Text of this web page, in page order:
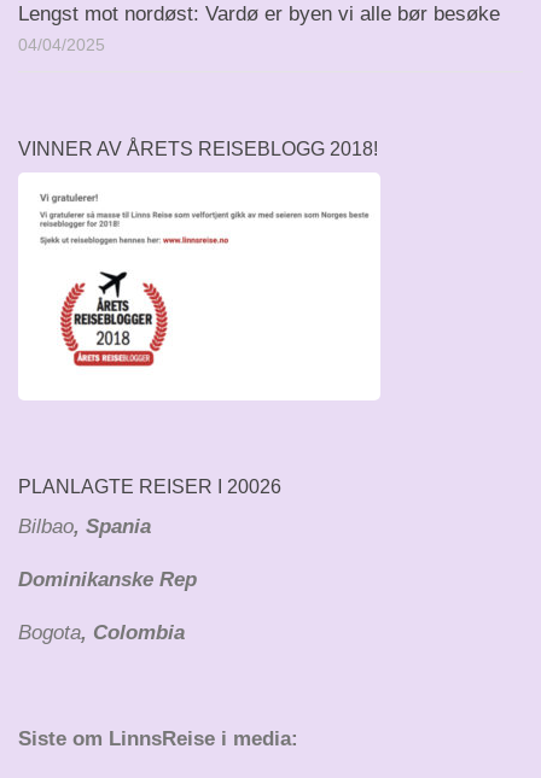
Lengst mot nordøst: Vardø er byen vi alle bør besøke
04/04/2025
VINNER AV ÅRETS REISEBLOGG 2018!
PLANLAGTE REISER I 20026
Bilbao, Spania
Dominikanske Rep
Bogota, Colombia
Siste om LinnsReise i media: